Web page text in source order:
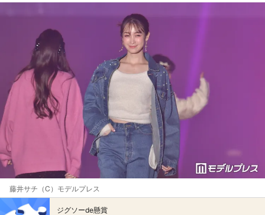
藤井サチ（C）モデルプレス
ジグソーde懸賞